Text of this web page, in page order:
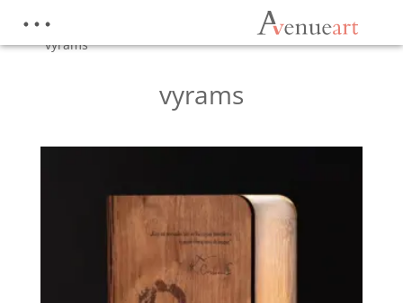
Pradžia
Produktai su žymomis
“vyrams”
vyrams